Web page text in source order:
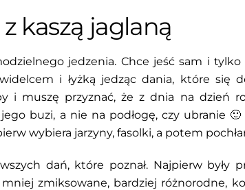
kaszą jaglaną
jedzenia. Chce jeść sam i tylko
i łyżką jedząc dania, które się
i muszę przyznać, że z dnia na dzień
buzi, a nie na podłogę, czy ubranie 🙂
wybiera jarzyny, fasolki, a potem
dań, które poznał. Najpierw były
zmiksowane, bardziej różnorodne,